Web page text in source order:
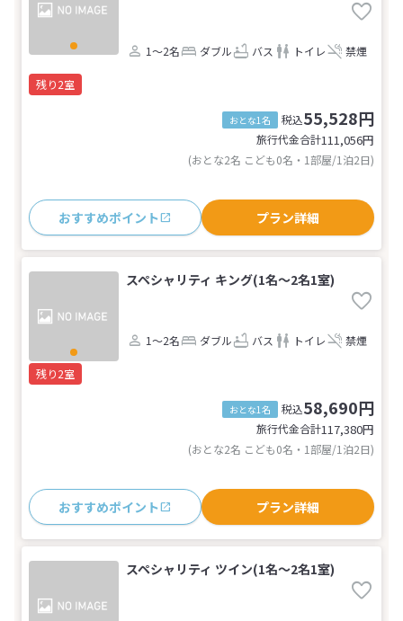
1～2名 ダブル バス トイレ 禁煙
残り2室
おとな1名 税込55,528円
旅行代金合計111,056円
(おとな2名 こども0名・1部屋/1泊2日)
おすすめポイント プラン詳細
スペシャリティ キング(1名～2名1室)
1～2名 ダブル バス トイレ 禁煙
残り2室
おとな1名 税込58,690円
旅行代金合計117,380円
(おとな2名 こども0名・1部屋/1泊2日)
おすすめポイント プラン詳細
スペシャリティ ツイン(1名～2名1室)